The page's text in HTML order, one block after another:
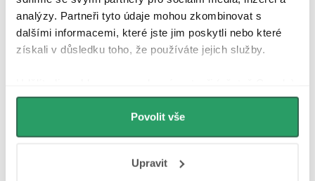
analýzy. Partneři tyto údaje mohou zkombinovat s
dalšími informacemi, které jste jim poskytli nebo které
získali v důsledku toho, že používáte jejich služby.
můžeme používat cookies pro analytiku a
personalizovanou reklamu. Jak Google zpracovává
osobní údaje najdete na stránkách
Povolit vše
Upravit
Parametry produktu